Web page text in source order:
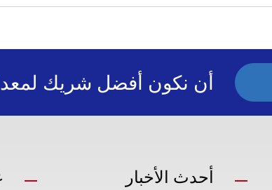
أن نكون أفضل شريك
أحدث الأخبار